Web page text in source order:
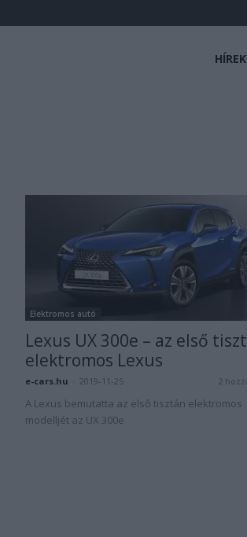
HÍREK
Elektromos autó
Lexus UX 300e – az első
elektromos Lexus
e-cars.hu 2019-11-25 2
A Lexus bemutatta az első tisztán elektromos
modelljét az UX 300e